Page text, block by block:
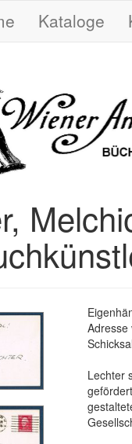
Kataloge
Adresse
Lechter